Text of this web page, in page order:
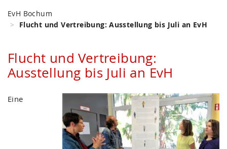
EvH Bochum
Flucht und Vertreibung: Ausstellung bis Juli an EvH
Flucht und Vertreibung:
Ausstellung bis Juli an EvH
Eine